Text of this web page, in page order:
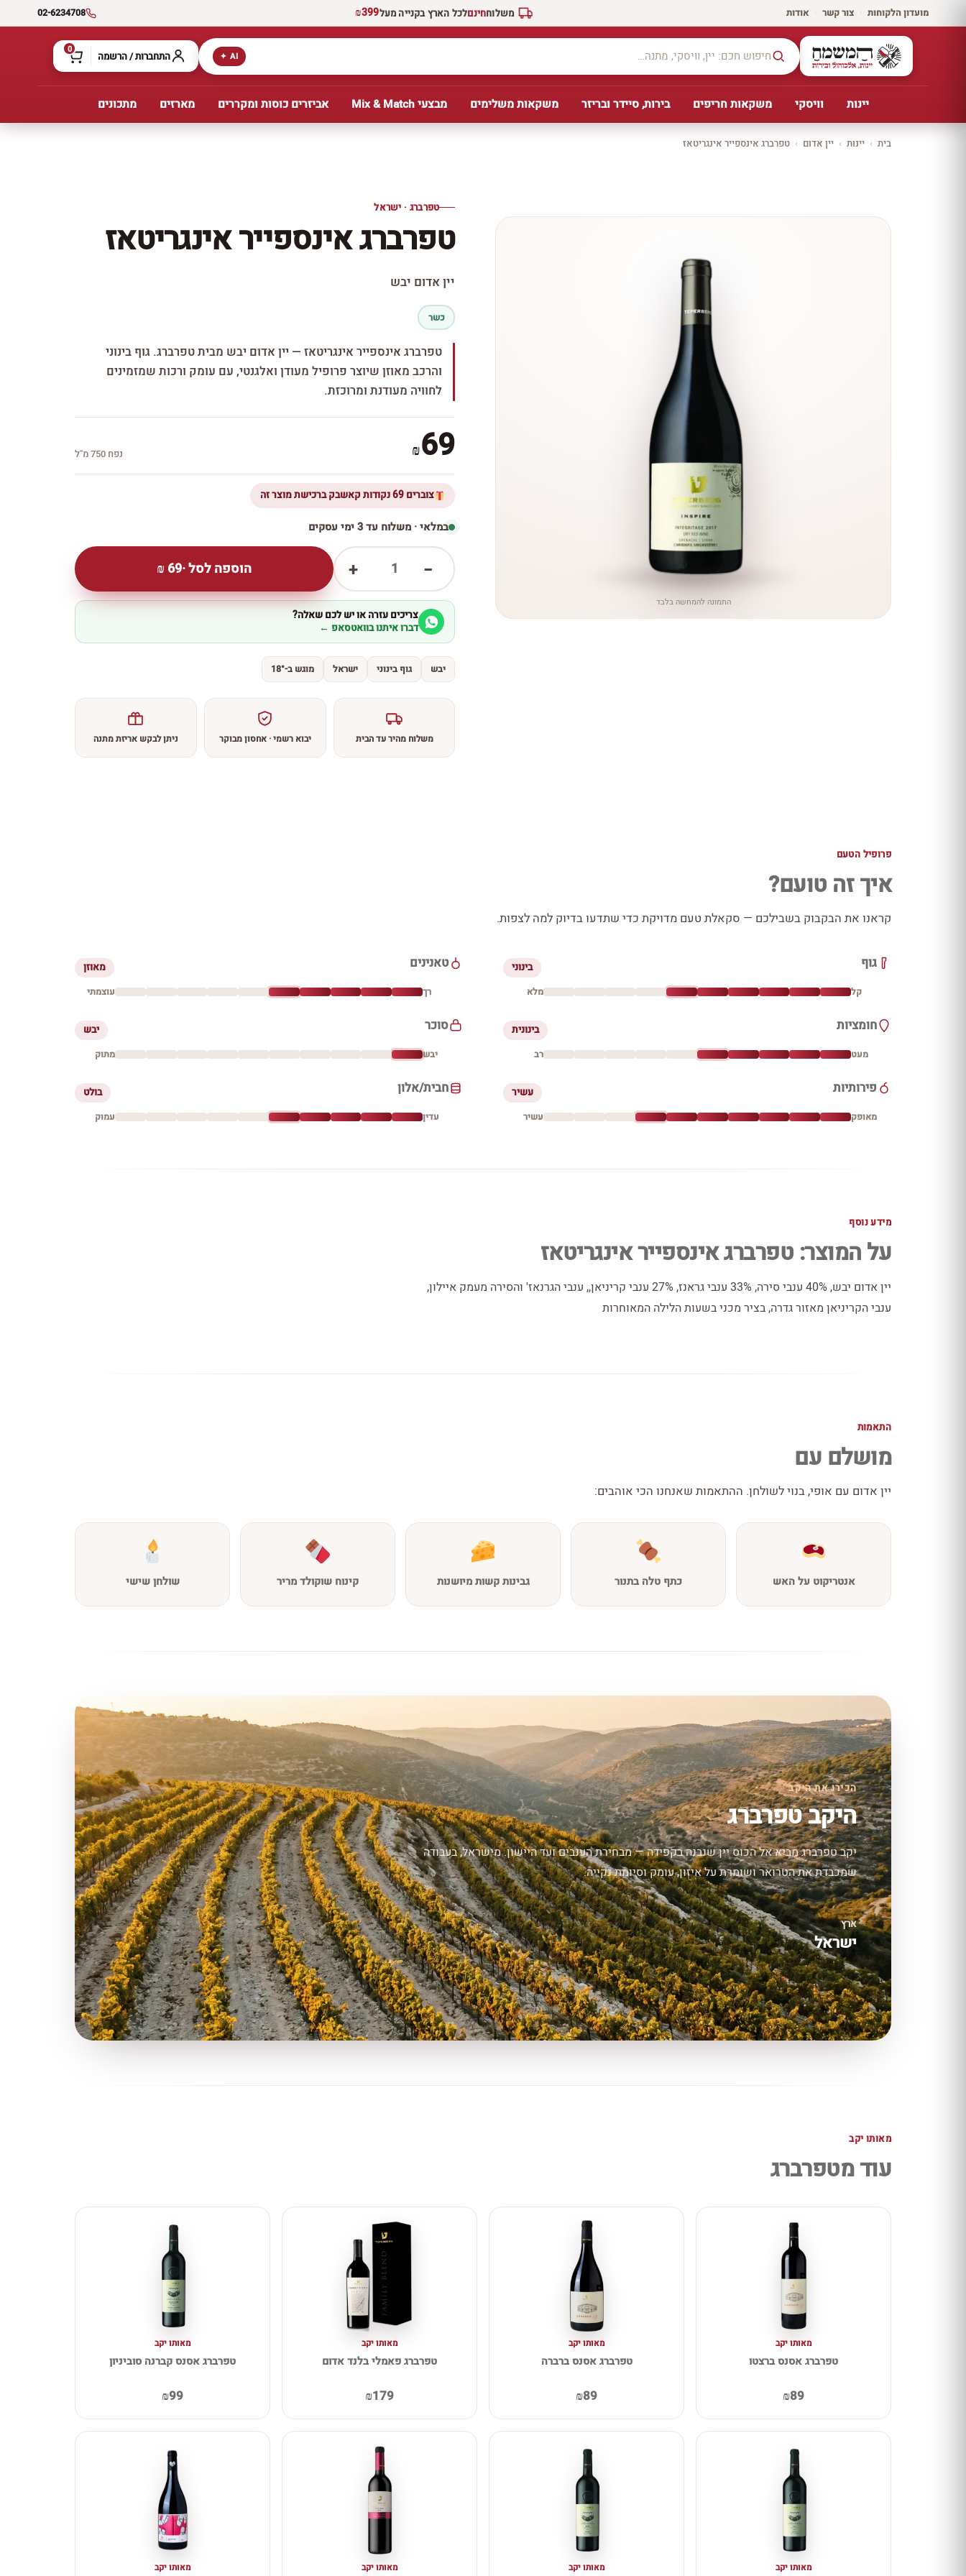
מועדון הלקוחות · צור קשר · אודות משלוחחינםלכל הארץ בקנייה מעל₪399
02-6234708
AI ✦ התחברות / הרשמה 0
יינות וויסקי משקאות חריפים בירות, סיידר ובריזר משקאות משלימים מבצעי Mix & Match אביזרים כוסות ומקררים מארזים מתכונים
בית › יינות › יין אדום › טפרברג אינספייר אינגריטאז
כל
לכל יינות יקב ירושלים ←
טפרברג · ישראל
טפרברג אינספייר אינגריטאז
יין אדום יבש
התמונה להמחשה בלבד
כשר
טפרברג אינספייר אינגריטאז — יין אדום יבש מבית טפרברג. גוף בינוני
והרכב מאוזן שיוצר פרופיל מעודן ואלגנטי, עם עומק ורכות שמזמינים
לחוויה מעודנת ומרוכזת.
₪69 נפח 750 מ''ל
צוברים 69 נקודות קאשבק ברכישת מוצר זה
במלאי · משלוח עד 3 ימי עסקים
−
1
+ הוספה לסל ·69
₪
צריכים עזרה או יש לכם שאלה?
דברו איתנו בוואטסאפ ←
יבש גוף בינוני ישראל מוגש ב-18°
משלוח מהיר עד הבית יבוא רשמי · אחסון מבוקר ניתן לבקש אריזת מתנה
פרופיל הטעם
איך זה טועם?
קראנו את הבקבוק בשבילכם — סקאלת טעם מדויקת כדי שתדעו בדיוק למה לצפות.
גוף בינוני
קל מלא
טאנינים מאוזן
רך עוצמתי
חומציות בינונית
מעט רב
סוכר יבש
יבש מתוק
פירותיות עשיר
מאופק עשיר
חבית/אלון בולט
עדין עמוק
מידע נוסף
על המוצר: טפרברג אינספייר אינגריטאז
יין אדום יבש, 40% ענבי סירה, 33% ענבי גראנז, 27% ענבי קריניאן,, ענבי הגרנאז' והסירה מעמק איילון,
ענבי הקריניאן מאזור גדרה, בציר מכני בשעות הלילה המאוחרות
התאמות
מושלם עם
יין אדום עם אופי, בנוי לשולחן. ההתאמות שאנחנו הכי אוהבים:
אנטריקוט על האש כתף טלה בתנור גבינות קשות מיושנות קינוח שוקולד מריר שולחן שישי
הכירו את היקב
היקב טפרברג
יקב טפרברג מביא אל הכוס יין שנבנה בקפידה — מבחירת הענבים ועד היישון. מישראל, בעבודה
שמכבדת את הטרואר ושומרת על איזון, עומק וסיומת נקייה.
ארץ
ישראל
מאותו יקב
עוד מטפרברג
מאותו יקב
טפרברג אסנס ברצטו
₪89
מאותו יקב
טפרברג אסנס ברברה
₪89
מאותו יקב
טפרברג פאמלי בלנד אדום
₪179
מאותו יקב
טפרברג אסנס קברנה סוביניון
₪99
מאותו יקב מאותו יקב מאותו יקב מאותו יקב